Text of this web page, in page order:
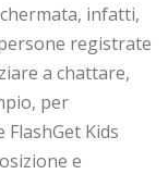
infatti,
registrate
a chattare,
per
Kids
e